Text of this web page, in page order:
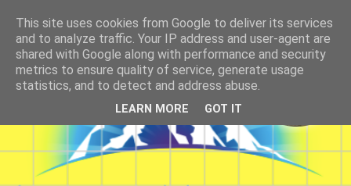
This site uses cookies from Google to deliver its services
and to analyze traffic. Your IP address and user-agent are
shared with Google along with performance and security
metrics to ensure quality of service, generate usage
statistics, and to detect and address abuse.
LEARN MORE GOT IT